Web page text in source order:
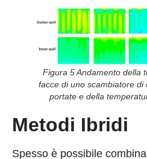
Figura 5 Andamento della
facce di uno scambiatore di
portate e della
Metodi Ibridi
Spesso è possibile